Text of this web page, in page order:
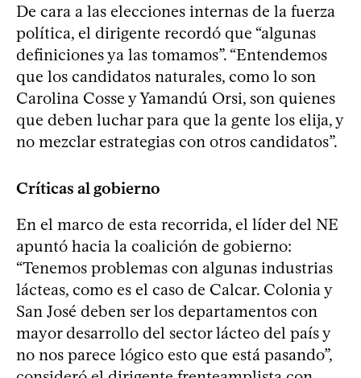
De cara a las elecciones internas de la fuerza
política, el dirigente recordó que “algunas
definiciones ya las tomamos”. “Entendemos
que los candidatos naturales, como lo son
Carolina Cosse y Yamandú Orsi, son quienes
que deben luchar para que la gente los elija, y
no mezclar estrategias con otros candidatos”.
Críticas al gobierno
En el marco de esta recorrida, el líder del NE
apuntó hacia la coalición de gobierno:
“Tenemos problemas con algunas industrias
lácteas, como es el caso de Calcar. Colonia y
San José deben ser los departamentos con
mayor desarrollo del sector lácteo del país y
no nos parece lógico esto que está pasando”,